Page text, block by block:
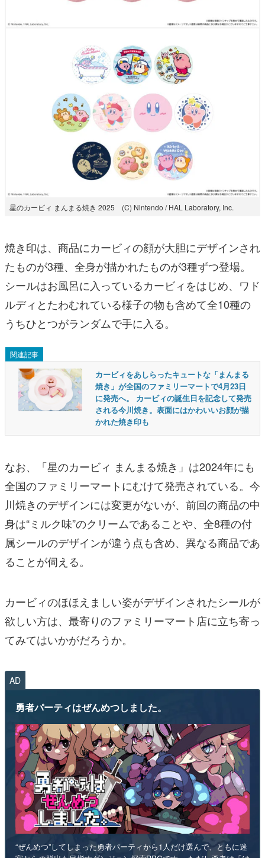
星のカービィ まんまる焼き 2025 (C) Nintendo / HAL Laboratory, Inc.
焼き印は、商品にカービィの顔が大胆にデザインされ
たものが3種、全身が描かれたものが3種ずつ登場。
シールはお風呂に入っているカービィをはじめ、ワド
ルディとたわむれている様子の物も含めて全10種の
うちひとつがランダムで手に入る。
関連記事
カービィをあしらったキュートな「まんまる
焼き」が全国のファミリーマートで4月23日
に発売へ。 カービィの誕生日を記念して発売
される今川焼き。表面にはかわいいお顔が描
かれた焼き印も
なお、「星のカービィ まんまる焼き」は2024年にも
全国のファミリーマートにむけて発売されている。今
川焼きのデザインには変更がないが、前回の商品の中
身は“ミルク味”のクリームであることや、全8種の付
属シールのデザインが違う点も含め、異なる商品であ
ることが伺える。
カービィのほほえましい姿がデザインされたシールが
欲しい方は、最寄りのファミリーマート店に立ち寄っ
てみてはいかがだろうか。
AD
勇者パーティはぜんめつしました。
“ぜんめつ”してしまった勇者パーティから1人だけ選んで、ともに迷